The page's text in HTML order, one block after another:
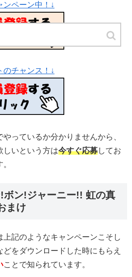
ンペーン中！↓
のチャンス！↓
っているか分かりませんから、
しいという方は今すぐ応募してお
ボン!ジャーニー!! 虹の真
まけ
記のようなキャンペーンこそし
をダウンロードした時にもらえ
ことで知られています。